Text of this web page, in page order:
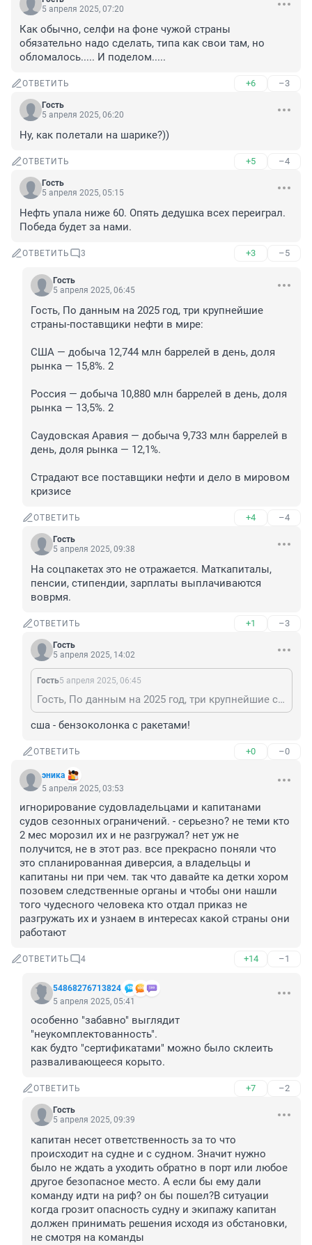
5 апреля 2025, 07:20
Как обычно, селфи на фоне чужой страны
обязательно надо сделать, типа как свои там, но
обломалось..... И поделом.....
ОТВЕТИТЬ +6 –3
Гость
5 апреля 2025, 06:20
Ну, как полетали на шарике?))
ОТВЕТИТЬ +5 –4
Гость
5 апреля 2025, 05:15
Нефть упала ниже 60. Опять дедушка всех переиграл.
Победа будет за нами.
ОТВЕТИТЬ 3 +3 –5
Гость
5 апреля 2025, 06:45
Гость, По данным на 2025 год, три крупнейшие
страны-поставщики нефти в мире:
США — добыча 12,744 млн баррелей в день, доля
рынка — 15,8%. 2
Россия — добыча 10,880 млн баррелей в день, доля
рынка — 13,5%. 2
Саудовская Аравия — добыча 9,733 млн баррелей в
день, доля рынка — 12,1%.
Страдают все поставщики нефти и дело в мировом
кризисе
ОТВЕТИТЬ +4 –4
Гость
5 апреля 2025, 09:38
На соцпакетах это не отражается. Маткапиталы,
пенсии, стипендии, зарплаты выплачиваются
воврмя.
ОТВЕТИТЬ +1 –3
Гость
5 апреля 2025, 14:02
Гость5 апреля 2025, 06:45
Гость, По данным на 2025 год, три крупнейшие страны-поставщики нефти в мире: США — добыча 12,744 млн баррелей в день, доля рынка — 15,8%. 2 Россия — добыча 10,880 млн баррелей в день, доля рынка — 13,5%. 2 Саудовская Аравия — добыча 9,733 млн баррелей в день, доля рынка — 12,1%. Страдают все поставщики нефти и дело в мировом кризисе
сша - бензоколонка с ракетами!
ОТВЕТИТЬ +0 –0
эника
5 апреля 2025, 03:53
игнорирование судовладельцами и капитанами
судов сезонных ограничений. - серьезно? не теми кто
2 мес морозил их и не разгружал? нет уж не
получится, не в этот раз. все прекрасно поняли что
это спланированная диверсия, а владельцы и
капитаны ни при чем. так что давайте ка детки хором
позовем следственные органы и чтобы они нашли
того чудесного человека кто отдал приказ не
разгружать их и узнаем в интересах какой страны они
работают
ОТВЕТИТЬ 4 +14 –1
54868276713824
5 апреля 2025, 05:41
особенно "забавно" выглядит
"неукомплектованность".
как будто "сертификатами" можно было склеить
разваливающееся корыто.
ОТВЕТИТЬ +7 –2
Гость
5 апреля 2025, 09:39
капитан несет ответственность за то что
происходит на судне и с судном. Значит нужно
было не ждать а уходить обратно в порт или любое
другое безопасное место. А если бы ему дали
команду идти на риф? он бы пошел?В ситуации
когда грозит опасность судну и экипажу капитан
должен принимать решения исходя из обстановки,
не смотря на команды